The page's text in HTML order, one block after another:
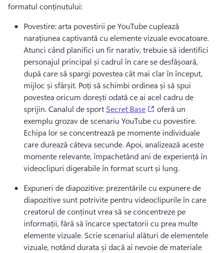
formatul conținutului:
Povestire: arta povestirii pe YouTube cuplează
Atunci când planifici un fir narativ, trebuie să identifici
personajul principal și cadrul în care se desfășoară,
după care să spargi povestea cât mai clar în început,
mijloc și sfârșit. Poți să schimbi ordinea și să spui
povestea oricum dorești odată ce ai acel cadru de
sprijin. Canalul de sport Secret Base (opens in a new
oferă un
Echipa lor se concentrează pe momente individuale
care durează câteva secunde. Apoi, analizează aceste
momente relevante, împachetând ani de experiență în
videoclipuri digerabile în format scurt și lung.
Expuneri de diapozitive: prezentările cu expunere de
diapozitive sunt potrivite pentru videoclipurile în care
creatorul de conținut vrea să se concentreze pe
informații, fără să încarce spectatorii cu prea multe
elemente vizuale. Scrie scenariul alături de elementele
vizuale, notând durata și dacă ai nevoie de materiale